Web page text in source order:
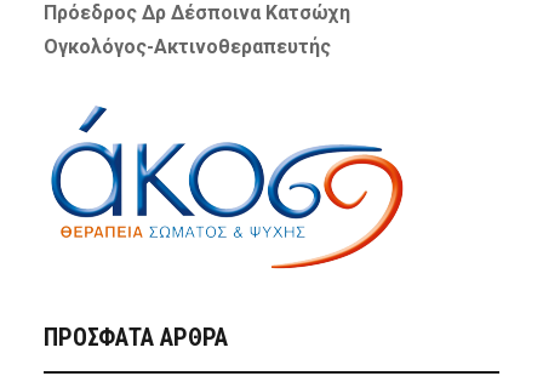
Πρόεδρος Δρ Δέσποινα Κατσώχη
Ογκολόγος-Ακτινοθεραπευτής
ΠΡΌΣΦΑΤΑ ΆΡΘΡΑ